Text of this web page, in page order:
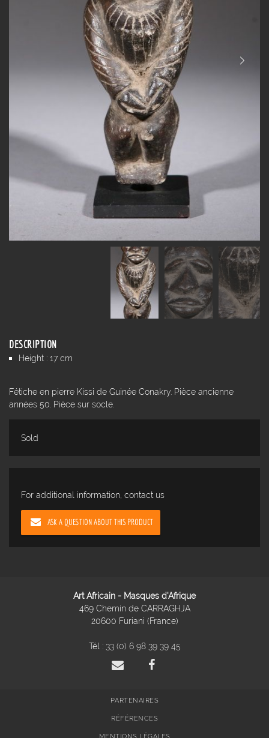
DESCRIPTION
Height : 17 cm
Fétiche en pierre Kissi de Guinée Conakry. Pièce ancienne
années 50. Pièce sur socle.
Sold
For additional information, contact us
ASK A QUESTION ABOUT THIS PRODUCT
Art Africain - Masques d'Afrique
469 Chemin de CARRAGHJA
20600 Furiani (France)
Tél : 33 (0) 6 98 39 39 45
PARTENAIRES
RÉFÉRENCES
MENTIONS LÉGALES